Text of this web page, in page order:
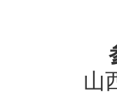
山